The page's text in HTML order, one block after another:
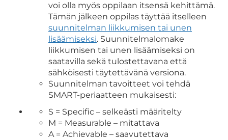
voi olla myös oppilaan itsensä kehittämä.
Tämän jälkeen oppilas täyttää itselleen
suunnitelman liikkumisen tai unen
lisäämiseksi. Suunnitelmalomake
liikkumisen tai unen lisäämiseksi on
saatavilla sekä tulostettavana että
sähköisesti täytettävänä versiona.
Suunnitelman tavoitteet voi tehdä
SMART-periaatteen mukaisesti:
S = Specific – selkeästi määritelty
M = Measurable – mitattava
A = Achievable – saavutettava